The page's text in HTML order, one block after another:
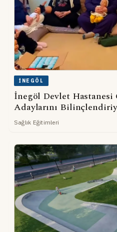
İNEGÖL
İnegöl Devlet Hastanesi
Adaylarını
Sağlık Eğitimleri